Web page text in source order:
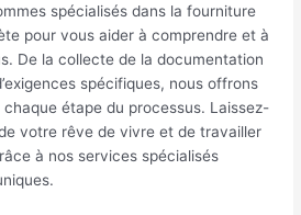
spécialisés dans la fourniture
pour vous aider à comprendre et à
De la collecte de la documentation
spécifiques, nous offrons
chaque étape du processus. Laissez-
votre rêve de vivre et de travailler
à nos services spécialisés